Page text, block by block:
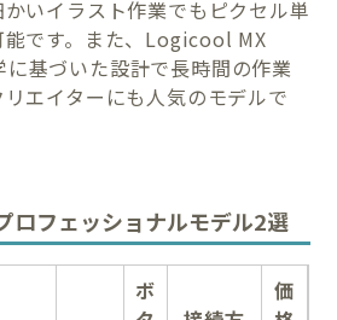
いイラスト作業でもピクセル単
です。また、Logicool MX
基づいた設計で長時間の作業
エイターにも人気のモデルで
ロフェッショナルモデル2選
ボ
価